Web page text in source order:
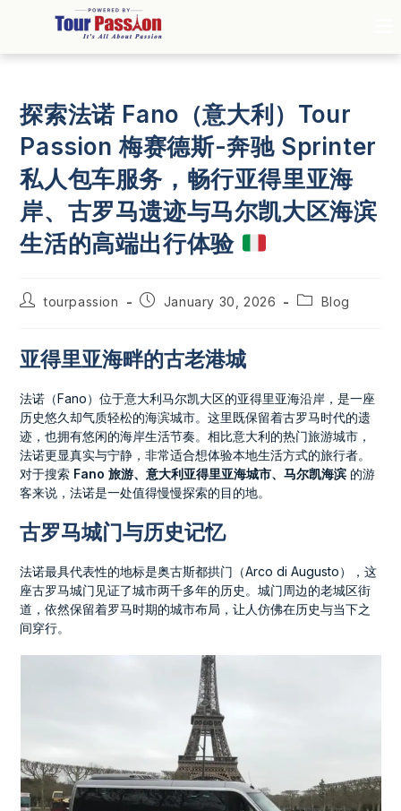
探索法诺 Fano（意大利）Tour
Passion 梅赛德斯-奔驰 Sprinter
私人包车服务，畅行亚得里亚海
岸、古罗马遗迹与马尔凯大区海滨
生活的高端出行体验
tourpassion January 30, 2026 Blog
亚得里亚海畔的古老港城
法诺（Fano）位于意大利马尔凯大区的亚得里亚海沿岸，是一座
历史悠久却气质轻松的海滨城市。这里既保留着古罗马时代的遗
迹，也拥有悠闲的海岸生活节奏。相比意大利的热门旅游城市，
法诺更显真实与宁静，非常适合想体验本地生活方式的旅行者。
对于搜索 Fano 旅游、意大利亚得里亚海城市、马尔凯海滨 的游
客来说，法诺是一处值得慢慢探索的目的地。
古罗马城门与历史记忆
法诺最具代表性的地标是奥古斯都拱门（Arco di Augusto），这
座古罗马城门见证了城市两千多年的历史。城门周边的老城区街
道，依然保留着罗马时期的城市布局，让人仿佛在历史与当下之
间穿行。